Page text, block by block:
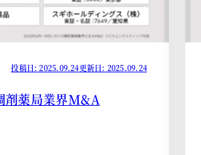
投稿日: 2025.09.24更新日: 2025.09.24
剤薬局業界M&A